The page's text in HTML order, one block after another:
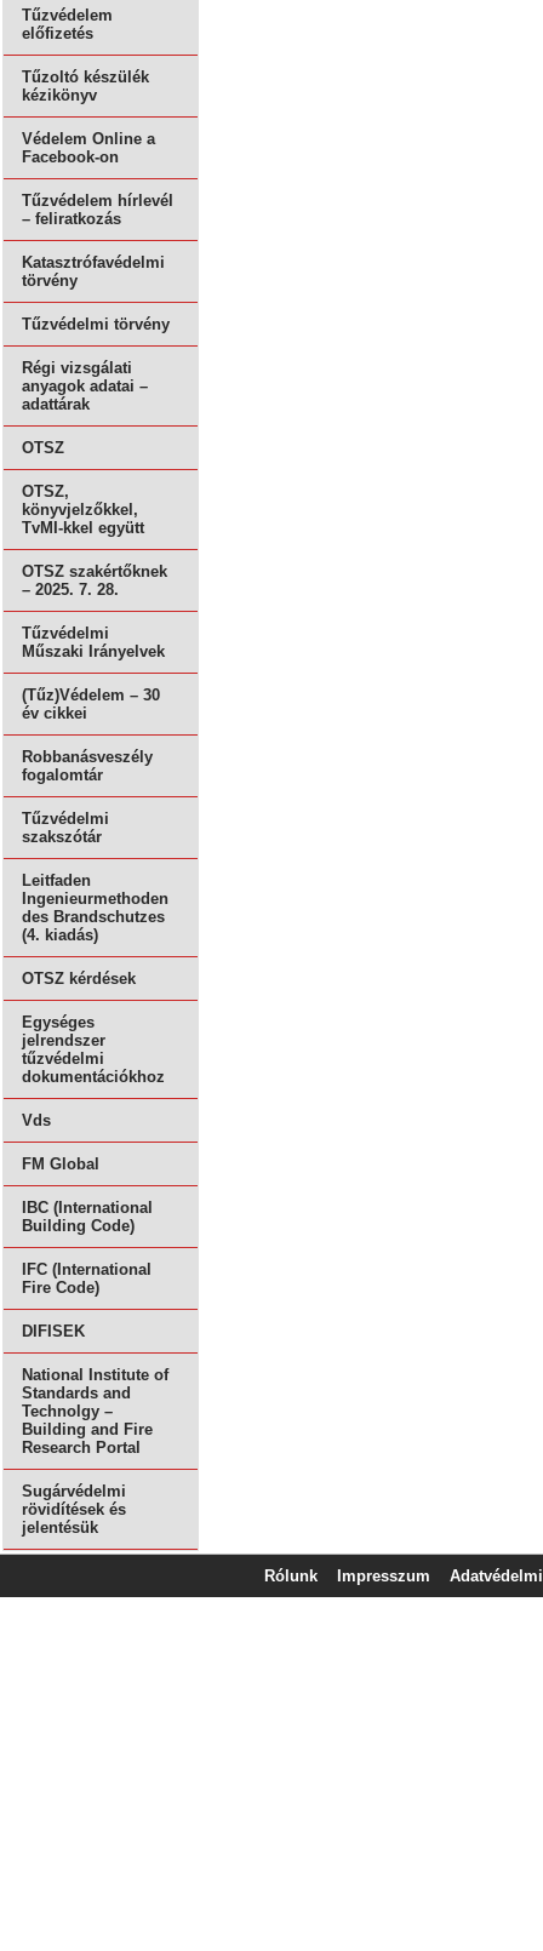
Tűzvédelem
előfizetés
Tűzoltó készülék
kézikönyv
Védelem Online a
Facebook-on
Tűzvédelem hírlevél
– feliratkozás
Katasztrófavédelmi
törvény
Tűzvédelmi törvény
Régi vizsgálati
anyagok adatai –
adattárak
OTSZ
OTSZ,
könyvjelzőkkel,
TvMI-kkel együtt
OTSZ szakértőknek
– 2025. 7. 28.
Tűzvédelmi
Műszaki Irányelvek
(Tűz)Védelem – 30
év cikkei
Robbanásveszély
fogalomtár
Tűzvédelmi
szakszótár
Leitfaden
Ingenieurmethoden
des Brandschutzes
(4. kiadás)
OTSZ kérdések
Egységes
jelrendszer
tűzvédelmi
dokumentációkhoz
Vds
FM Global
IBC (International
Building Code)
IFC (International
Fire Code)
DIFISEK
National Institute of
Standards and
Technolgy –
Building and Fire
Research Portal
Sugárvédelmi
rövidítések és
jelentésük
Rólunk Impresszum